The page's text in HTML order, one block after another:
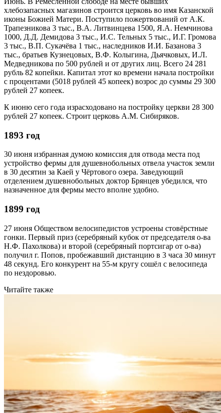
хлебозапасных магазинов строится церковь во имя Казанской
иконы Божией Матери. Поступило пожертвований от А.К.
Трапезникова 3 тыс., В.А. Литвинцева 1500, Я.А. Немчинова
1000, Д.Д. Демидова 3 тыс., И.С. Тельных 5 тыс., И.Г. Громова
3 тыс., В.П. Сукачёва 1 тыс., наследников И.И. Базанова 3
тыс., братьев Кузнецовых, В.Ф. Колыгина, Дьячковых, И.Л.
Медведникова по 500 рублей и от других лиц. Всего 24 281
рубль 82 копейки. Капитал этот ко времени начала постройки
с процентами (5018 рублей 45 копеек) возрос до суммы 29 300
рублей 27 копеек.
К июню сего года израсходовано на постройку церкви 28 300
рублей 27 копеек. Строит церковь А.М. Сибиряков.
1893 год
30 июня избранная думою комиссия для отвода места под
устройство фермы для душевнобольных отвела участок земли
в 30 десятин за Каей у Чёртового озера. Заведующий
отделением душевнобольных доктор Брянцев убедился, что
назначенное для фермы место вполне удобно.
1899 год
27 июня Обществом велосипедистов устроены стовёрстные
гонки. Первый приз (серебряный кубок от председателя о-ва
Н.Ф. Пахолкова) и второй (серебряный портсигар от о-ва)
получил г. Попов, пробежавший дистанцию в 3 часа 30 минут
48 секунд. Его конкурент на 55-м кругу сошёл с велосипеда
по нездоровью.
Читайте также